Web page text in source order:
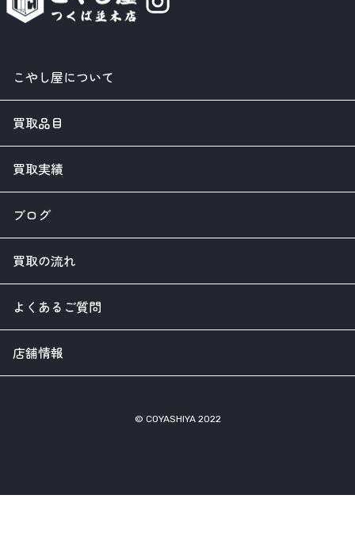
こやし屋について
買取品目
買取実績
ブログ
買取の流れ
よくあるご質問
店舗情報
© COYASHIYA 2022